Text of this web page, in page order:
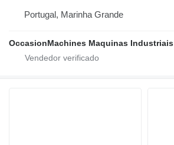
Portugal, Marinha Grande
OccasionMachines Maquinas Industriais